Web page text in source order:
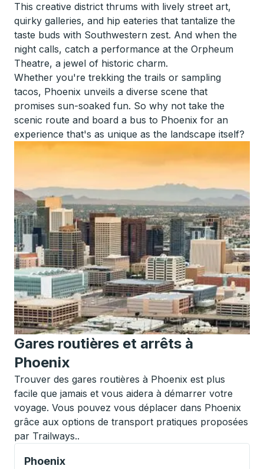
This creative district thrums with lively street art,
quirky galleries, and hip eateries that tantalize the
taste buds with Southwestern zest. And when the
night calls, catch a performance at the Orpheum
Theatre, a jewel of historic charm.
Whether you're trekking the trails or sampling
tacos, Phoenix unveils a diverse scene that
promises sun-soaked fun. So why not take the
scenic route and board a bus to Phoenix for an
experience that's as unique as the landscape itself?
Gares routières et arrêts à
Phoenix
Trouver des gares routières à Phoenix est plus
facile que jamais et vous aidera à démarrer votre
voyage. Vous pouvez vous déplacer dans Phoenix
grâce aux options de transport pratiques proposées
par Trailways..
Phoenix
Bus Station, utilisez les touches fléchées ou la